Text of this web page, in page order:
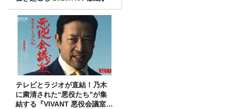
テレビとラジオが直結！乃木
に粛清された“悪役たち”が集
結する『VIVANT 悪役会議室』